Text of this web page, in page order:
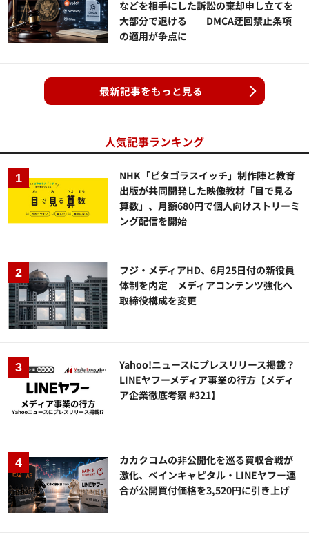
などを相手にした訴訟の棄却申し立てを
大部分で退ける——DMCA迂回禁止条項
の適用が争点に
最新記事をもっと見る
人気記事ランキング
NHK「ピタゴラスイッチ」制作陣と教育
出版が共同開発した映像教材「目で見る
算数」、月額680円で個人向けストリーミ
ング配信を開始
フジ・メディアHD、6月25日付の新役員
体制を内定 メディアコンテンツ強化へ
取締役構成を変更
Yahoo!ニュースにプレスリリース掲載？
LINEヤフーメディア事業の行方【メディ
ア企業徹底考察 #321】
カカクコムの非公開化を巡る買収合戦が
激化、ベインキャピタル・LINEヤフー連
合が公開買付価格を3,520円に引き上げ